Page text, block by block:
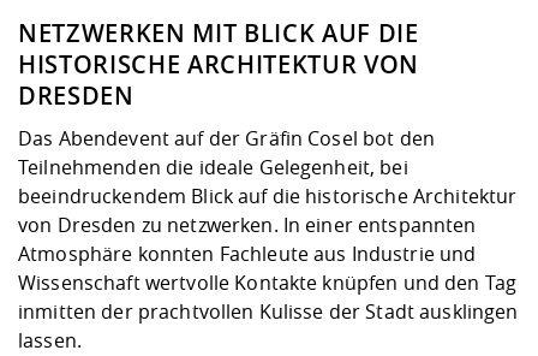
NETZWERKEN MIT BLICK AUF DIE
HISTORISCHE ARCHITEKTUR VON
DRESDEN
Das Abendevent auf der Gräfin Cosel bot den
Teilnehmenden die ideale Gelegenheit, bei
beeindruckendem Blick auf die historische Architektur
von Dresden zu netzwerken. In einer entspannten
Atmosphäre konnten Fachleute aus Industrie und
Wissenschaft wertvolle Kontakte knüpfen und den Tag
inmitten der prachtvollen Kulisse der Stadt ausklingen
lassen.